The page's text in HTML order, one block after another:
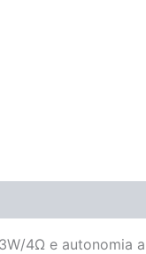
4Ω e autonomia